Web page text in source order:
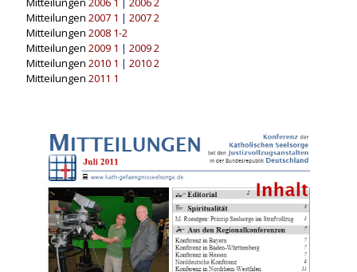
Mitteilungen 2007 1 | 2007 2
Mitteilungen 2008 1-2
Mitteilungen 2009 1 | 2009 2
Mitteilungen 2010 1 | 2010 2
Mitteilungen 2011 1